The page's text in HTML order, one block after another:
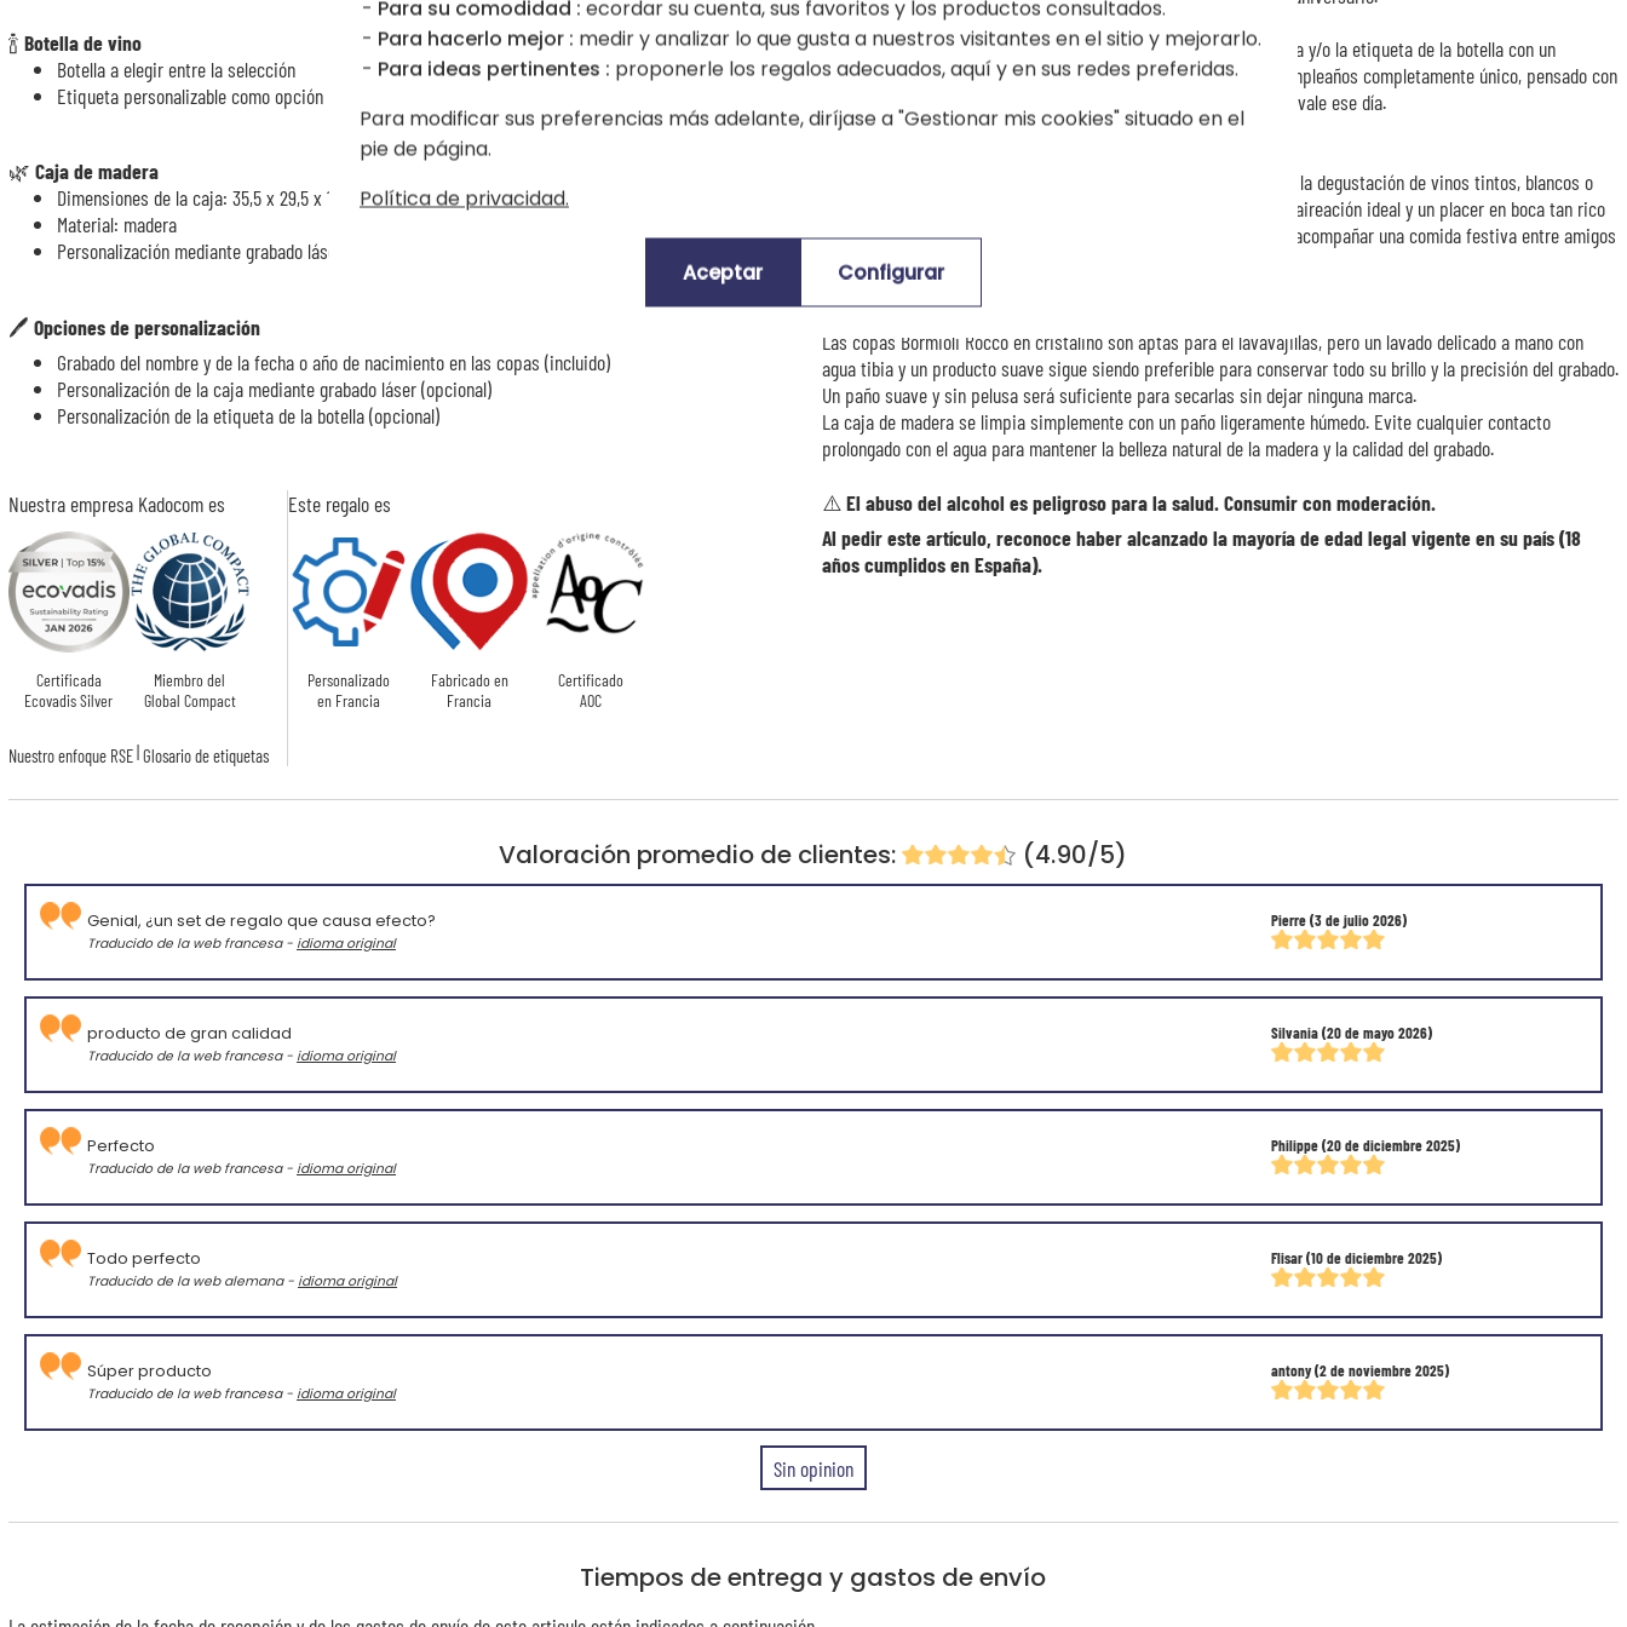
🍾 Botella de vino
Botella a elegir entre la selección
Etiqueta personalizable como opción
🌿 Caja de madera
Dimensiones de la caja: 35,5 x 29,5 x 10,5 cm
Material: madera
Personalización mediante grabado láser como opción
🖊️ Opciones de personalización
Grabado del nombre y de la fecha o año de nacimiento en las copas (incluido)
Personalización de la caja mediante grabado láser (opcional)
Personalización de la etiqueta de la botella (opcional)
Nuestra empresa Kadocom es
Certificada
Ecovadis Silver
Miembro del
Global Compact
Nuestro enfoque RSE|Glosario de etiquetas
Este regalo es
Personalizado
en Francia
Fabricado en
Francia
Certificado
AOC
Para ir aún más lejos en la atención, personalice la caja de madera y/o la etiqueta de la botella con un
mensaje, una dedicatoria o un deseo del corazón. Un regalo de cumpleaños completamente único, pensado con
esmero para honrar a la persona que importa y recordarle cuánto vale ese día.
Las copas con pie Tre Sensi de 43 cl se adaptan perfectamente a la degustación de vinos tintos, blancos o
rosados. Su forma pensada para liberar los aromas garantiza una aireación ideal y un placer en boca tan rico
como sabroso. Ideales para brindar por la salud del cumpleañero, acompañar una comida festiva entre amigos
o saborear un momento de alegría compartida.
🫧Mantenimiento
Las copas Bormioli Rocco en cristalino son aptas para el lavavajillas, pero un lavado delicado a mano con
agua tibia y un producto suave sigue siendo preferible para conservar todo su brillo y la precisión del grabado.
Un paño suave y sin pelusa será suficiente para secarlas sin dejar ninguna marca.
La caja de madera se limpia simplemente con un paño ligeramente húmedo. Evite cualquier contacto
prolongado con el agua para mantener la belleza natural de la madera y la calidad del grabado.
⚠️ El abuso del alcohol es peligroso para la salud. Consumir con moderación.
Al pedir este artículo, reconoce haber alcanzado la mayoría de edad legal vigente en su país (18
años cumplidos en España).
Valoración promedio de clientes: (4.90/5)
Pierre(3 de julio 2026)
Genial, ¿un set de regalo que causa efecto?
Traducido de la web francesa - idioma original
Silvania(20 de mayo 2026)
producto de gran calidad
Traducido de la web francesa - idioma original
Philippe(20 de diciembre 2025)
Perfecto
Traducido de la web francesa - idioma original
Flisar(10 de diciembre 2025)
Todo perfecto
Traducido de la web alemana - idioma original
antony(2 de noviembre 2025)
Súper producto
Traducido de la web francesa - idioma original
Sin opinion
Tiempos de entrega y gastos de envío
Para su comodidad : ecordar su cuenta, sus favoritos y los productos consultados.
Para hacerlo mejor : medir y analizar lo que gusta a nuestros visitantes en el sitio y mejorarlo.
Para ideas pertinentes : proponerle los regalos adecuados, aquí y en sus redes preferidas.
Para modificar sus preferencias más adelante, diríjase a "Gestionar mis cookies" situado en el
pie de página.
Política de privacidad.
Aceptar Configurar